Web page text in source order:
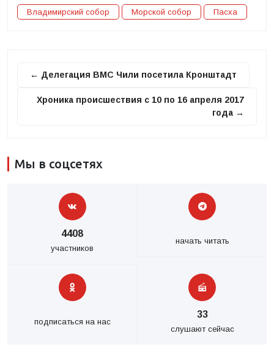
Владимирский собор Морской собор Пасха
← Делегация ВМС Чили посетила Кронштадт
Хроника происшествия с 10 по 16 апреля 2017
года →
Мы в соцсетях
4408
участников
начать читать
подписаться на нас
33
слушают сейчас